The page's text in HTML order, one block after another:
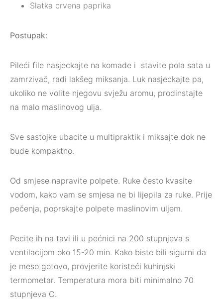
Slatka crvena paprika
Postupak:
Pileći file nasjeckajte na komade i stavite pola sata u
zamrzivač, radi lakšeg miksanja. Luk nasjeckajte pa,
ukoliko ne volite njegovu svježu aromu, prodinstajte
na malo maslinovog ulja.
Sve sastojke ubacite u multipraktik i miksajte dok ne
bude kompaktno.
Od smjese napravite polpete. Ruke često kvasite
vodom, kako vam se smjesa ne bi lijepila za ruke. Prije
pečenja, poprskajte polpete maslinovim uljem.
Pecite ih na tavi ili u pećnici na 200 stupnjeva s
ventilacijom oko 15-20 min. Kako biste bili sigurni da
je meso gotovo, provjerite koristeći kuhinjski
termometar. Temperatura mora biti minimalno 70
stupnjeva C.